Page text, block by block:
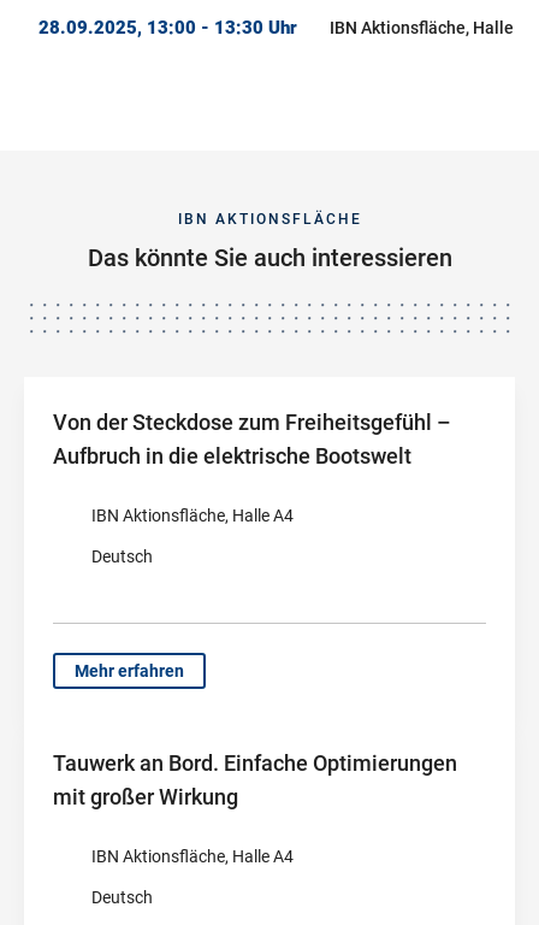
28.09.2025, 13:00 - 13:30 Uhr IBN Aktionsfläche, Halle A4
IBN AKTIONSFLÄCHE
Das könnte Sie auch interessieren
Von der Steckdose zum Freiheitsgefühl –
Aufbruch in die elektrische Bootswelt
IBN Aktionsfläche, Halle A4
Deutsch
Mehr erfahren
Tauwerk an Bord. Einfache Optimierungen
mit großer Wirkung
IBN Aktionsfläche, Halle A4
Deutsch